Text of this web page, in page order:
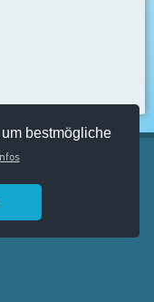
bestmögliche